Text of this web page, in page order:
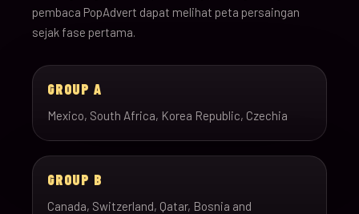
pembaca PopAdvert dapat melihat peta persaingan
sejak fase pertama.
GROUP A
Mexico, South Africa, Korea Republic, Czechia
GROUP B
Canada, Switzerland, Qatar, Bosnia and